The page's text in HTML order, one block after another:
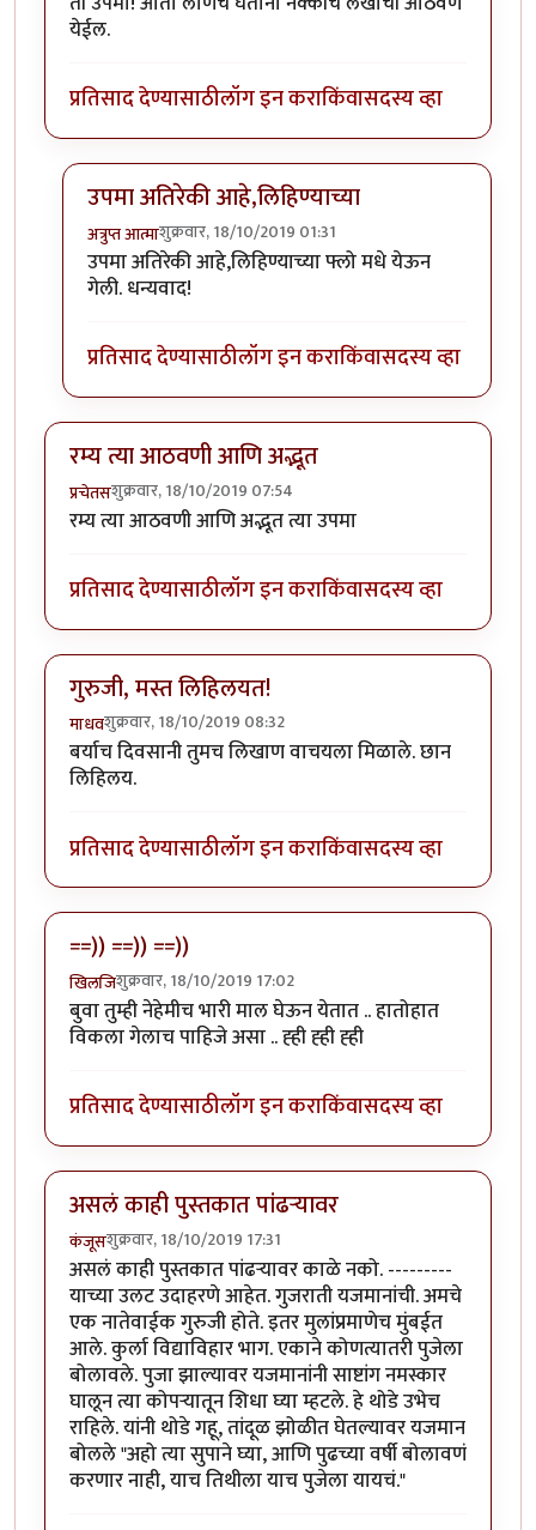
येईल.
प्रतिसाद देण्यासाठीलॉग इन कराकिंवासदस्य व्हा
उपमा अतिरेकी आहे,लिहिण्याच्या
अत्रुप्त आत्माशुक्रवार, 18/10/2019 01:31
In reply toहा हा हा!byपुणेकर भामटा
उपमा अतिरेकी आहे,लिहिण्याच्या फ्लो मधे येऊन
गेली. धन्यवाद!
प्रतिसाद देण्यासाठीलॉग इन कराकिंवासदस्य व्हा
रम्य त्या आठवणी आणि अद्भूत
प्रचेतसशुक्रवार, 18/10/2019 07:54
रम्य त्या आठवणी आणि अद्भूत त्या उपमा
प्रतिसाद देण्यासाठीलॉग इन कराकिंवासदस्य व्हा
गुरुजी, मस्त लिहिलयत!
माधवशुक्रवार, 18/10/2019 08:32
बर्याच दिवसानी तुमच लिखाण वाचयला मिळाले. छान
लिहिलय.
प्रतिसाद देण्यासाठीलॉग इन कराकिंवासदस्य व्हा
==)) ==)) ==))
खिलजिशुक्रवार, 18/10/2019 17:02
बुवा तुम्ही नेहेमीच भारी माल घेऊन येतात .. हातोहात
विकला गेलाच पाहिजे असा .. ह्ही ह्ही ह्ही
प्रतिसाद देण्यासाठीलॉग इन कराकिंवासदस्य व्हा
असलं काही पुस्तकात पांढऱ्यावर
कंजूसशुक्रवार, 18/10/2019 17:31
असलं काही पुस्तकात पांढऱ्यावर काळे नको. ---------
याच्या उलट उदाहरणे आहेत. गुजराती यजमानांची. अमचे
एक नातेवाईक गुरुजी होते. इतर मुलांप्रमाणेच मुंबईत
आले. कुर्ला विद्याविहार भाग. एकाने कोणत्यातरी पुजेला
बोलावले. पुजा झाल्यावर यजमानांनी साष्टांग नमस्कार
घालून त्या कोपऱ्यातून शिधा घ्या म्हटले. हे थोडे उभेच
राहिले. यांनी थोडे गहू, तांदूळ झोळीत घेतल्यावर यजमान
बोलले "अहो त्या सुपाने घ्या, आणि पुढच्या वर्षी बोलावणं
करणार नाही, याच तिथीला याच पुजेला यायचं."